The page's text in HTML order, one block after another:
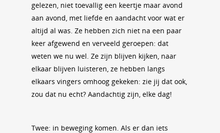
gelezen, niet toevallig een keertje maar avond
aan avond, met liefde en aandacht voor wat er
altijd al was. Ze hebben zich niet na een paar
keer afgewend en verveeld geroepen: dat
weten we nu wel. Ze zijn blijven kijken, naar
elkaar blijven luisteren, ze hebben langs
elkaars vingers omhoog gekeken: zie jij dat ook,
zou dat nu echt? Aandachtig zijn, elke dag!
Twee: in beweging komen. Als er dan iets